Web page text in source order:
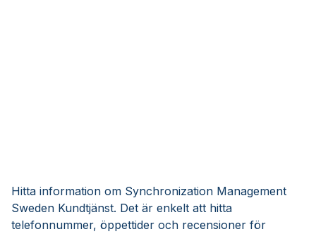
Hitta information om Synchronization Management
Sweden Kundtjänst. Det är enkelt att hitta
telefonnummer, öppettider och recensioner för